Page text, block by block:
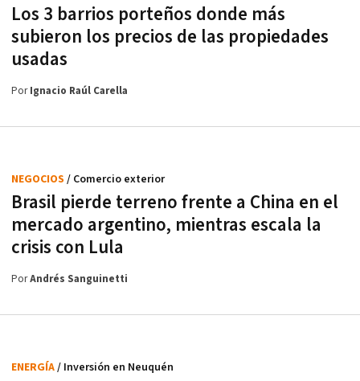
Los 3 barrios porteños donde más
subieron los precios de las propiedades
usadas
PorIgnacio Raúl Carella
Brasil pierde terreno frente a China en el
mercado argentino, mientras escala la
crisis con Lula
NEGOCIOS / Comercio exterior
PorAndrés Sanguinetti
ENERGÍA/ Inversión en Neuquén